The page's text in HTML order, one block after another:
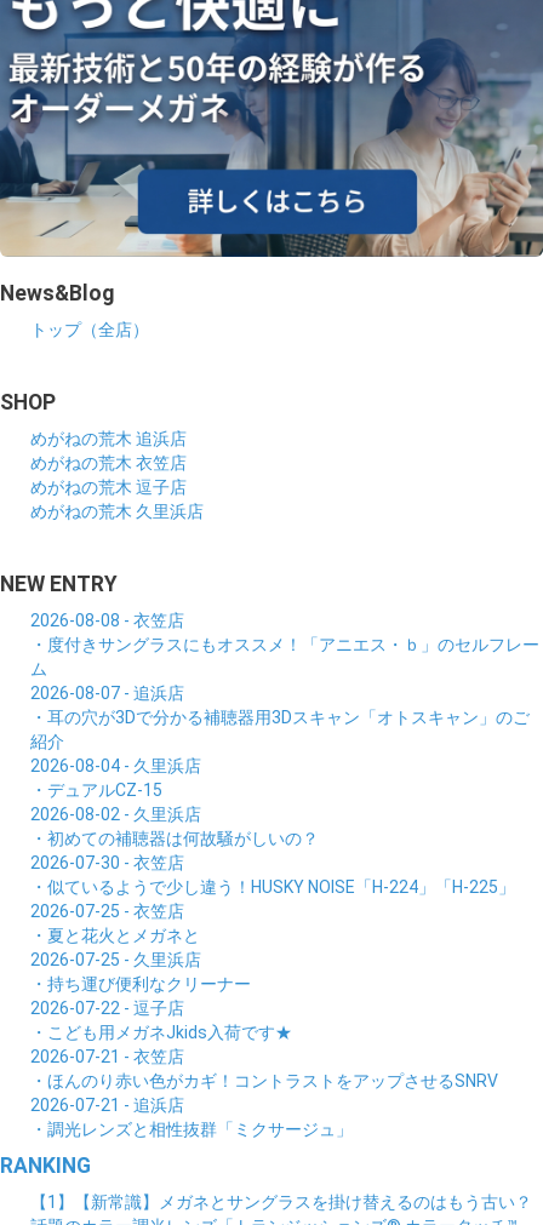
News&Blog
トップ（全店）
SHOP
めがねの荒木 追浜店
めがねの荒木 衣笠店
めがねの荒木 逗子店
めがねの荒木 久里浜店
NEW ENTRY
2026-08-08 - 衣笠店
・度付きサングラスにもオススメ！「アニエス・ｂ」のセルフレー
ム
2026-08-07 - 追浜店
・耳の穴が3Dで分かる補聴器用3Dスキャン「オトスキャン」のご
紹介
2026-08-04 - 久里浜店
・デュアルCZ-15
2026-08-02 - 久里浜店
・初めての補聴器は何故騒がしいの？
2026-07-30 - 衣笠店
・似ているようで少し違う！HUSKY NOISE「H-224」「H-225」
2026-07-25 - 衣笠店
・夏と花火とメガネと
2026-07-25 - 久里浜店
・持ち運び便利なクリーナー
2026-07-22 - 逗子店
・こども用メガネJkids入荷です★
2026-07-21 - 衣笠店
・ほんのり赤い色がカギ！コントラストをアップさせるSNRV
2026-07-21 - 追浜店
・調光レンズと相性抜群「ミクサージュ」
RANKING
【1】【新常識】メガネとサングラスを掛け替えるのはもう古い？